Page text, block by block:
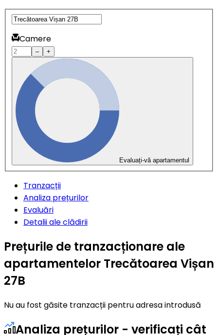
Camere
– +
Evaluați-vă apartamentul
Tranzacții
Analiza prețurilor
Evaluări
Detalii ale clădirii
Prețurile de tranzacționare ale
apartamentelor Trecătoarea Vișan
27B
Nu au fost găsite tranzacții pentru adresa introdusă
Analiza prețurilor - verificați cât